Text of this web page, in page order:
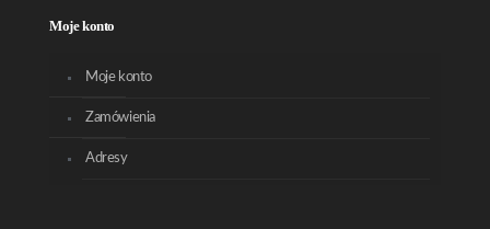
Moje konto
Moje konto
Zamówienia
Adresy